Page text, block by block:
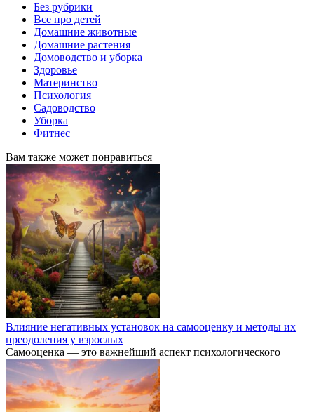
Без рубрики
Все про детей
Домашние животные
Домашние растения
Домоводство и уборка
Здоровье
Материнство
Психология
Садоводство
Уборка
Фитнес
Вам также может понравиться
Влияние негативных установок на самооценку и методы их
преодоления у взрослых
Самооценка — это важнейший аспект психологического